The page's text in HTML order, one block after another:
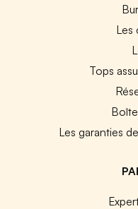
Les
Tops
Les garanties